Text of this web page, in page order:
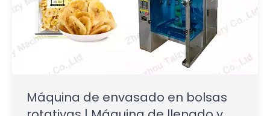
Máquina de envasado en bolsas